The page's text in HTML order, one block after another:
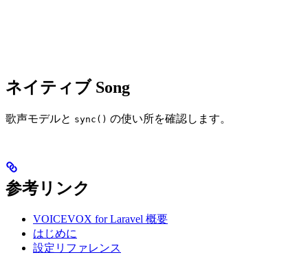
ネイティブ Song
歌声モデルと sync() の使い所を確認します。
参考リンク
VOICEVOX for Laravel 概要
はじめに
設定リファレンス